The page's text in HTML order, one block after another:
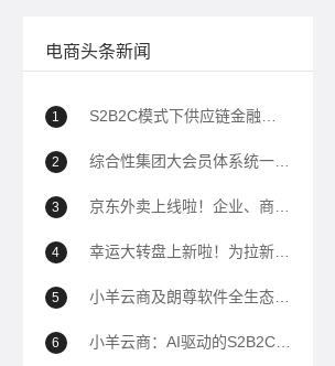
电商头条新闻
1 S2B2C模式下供应链金融如何助力企业降本增效？
2 综合性集团大会员体系统一解决方案
3 京东外卖上线啦！企业、商家自己的商城也能用上京东外卖！
4 幸运大转盘上新啦！为拉新、转化、留存增加新帮手！
5 小羊云商及朗尊软件全生态解决方案深度问答（100问）
6 小羊云商：AI驱动的S2B2C全域电商生态平台全面解析